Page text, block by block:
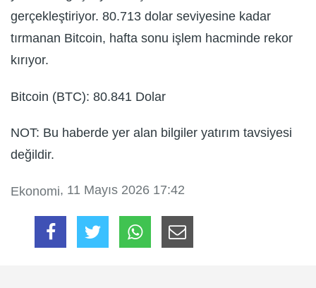
gerçekleştiriyor. 80.713 dolar seviyesine kadar
tırmanan Bitcoin, hafta sonu işlem hacminde rekor
kırıyor.
Bitcoin (BTC): 80.841 Dolar
NOT: Bu haberde yer alan bilgiler yatırım tavsiyesi
değildir.
Ekonomi, 11 Mayıs 2026 17:42